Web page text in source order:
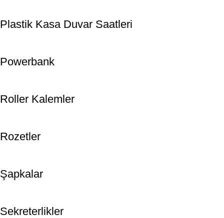
Plastik Kasa Duvar Saatleri
Powerbank
Roller Kalemler
Rozetler
Şapkalar
Sekreterlikler